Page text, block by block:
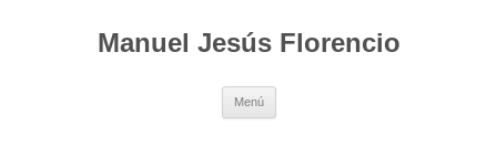
Manuel Jesús Florencio
Menú